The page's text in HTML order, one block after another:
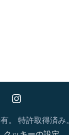
。 特許取得済み